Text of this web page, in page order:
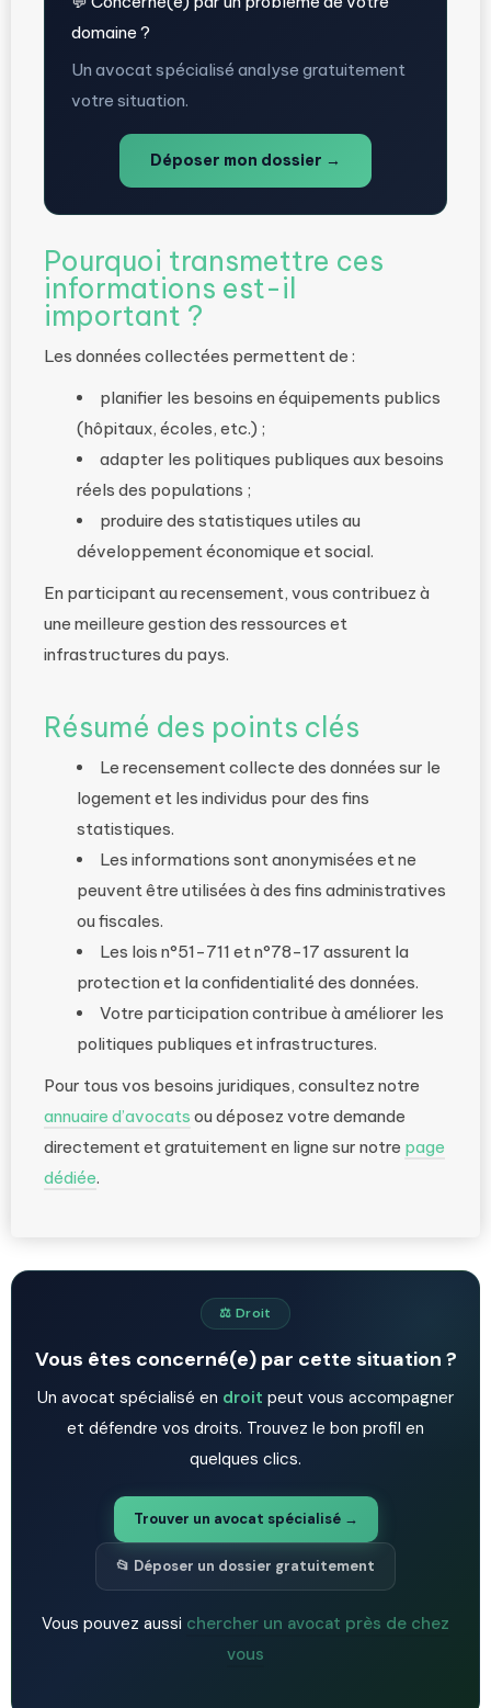
domaine ?
Un avocat spécialisé analyse gratuitement
votre situation.
Déposer mon dossier →
Pourquoi transmettre ces
informations est-il
important ?
Les données collectées permettent de :
planifier les besoins en équipements publics
(hôpitaux, écoles, etc.) ;
adapter les politiques publiques aux besoins
réels des populations ;
produire des statistiques utiles au
développement économique et social.
En participant au recensement, vous contribuez à
une meilleure gestion des ressources et
infrastructures du pays.
Résumé des points clés
Le recensement collecte des données sur le
logement et les individus pour des fins
statistiques.
Les informations sont anonymisées et ne
peuvent être utilisées à des fins administratives
ou fiscales.
Les lois n°51-711 et n°78-17 assurent la
protection et la confidentialité des données.
Votre participation contribue à améliorer les
politiques publiques et infrastructures.
Pour tous vos besoins juridiques, consultez notre
annuaire d’avocats ou déposez votre demande
directement et gratuitement en ligne sur notre page
dédiée.
⚖️ Droit
Vous êtes concerné(e) par cette situation ?
Un avocat spécialisé en droit peut vous accompagner
et défendre vos droits. Trouvez le bon profil en
quelques clics.
Trouver un avocat spécialisé →
📂 Déposer un dossier gratuitement
Vous pouvez aussi chercher un avocat près de chez
vous